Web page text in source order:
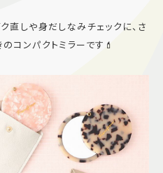
＆駐車場
スタッフ募集
プライバシーポリシー
直しや身だしなみチェックに、さ
コンパクトミラーです💄